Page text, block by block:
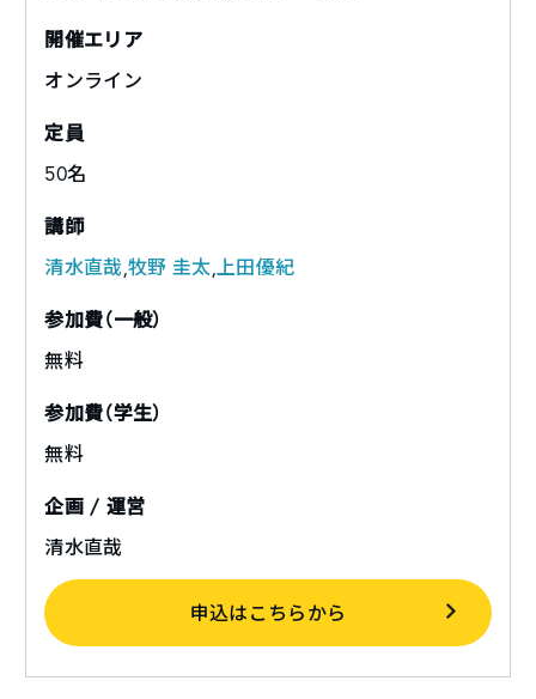
開催エリア
オンライン
定員
50名
講師
清水直哉 ,牧野 圭太 上田優紀
参加費（一般）
無料
参加費（学生）
無料
企画 / 運営
清水直哉
申込はこちらから